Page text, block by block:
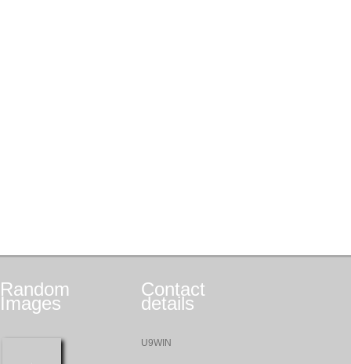
Random
Images
Contact
details
U9WIN